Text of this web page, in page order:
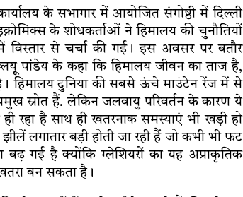
के सभागार में आयोजित संगोष्ठी में दिल्ली
के शोधकर्ताओं ने हिमालय की चुनौतियों
से चर्चा की गई। इस अवसर पर बतौर
पांडेय के कहा कि हिमालय जीवन का ताज है,
हिमालय दुनिया की सबसे ऊंचे माउंटेन रेंज में से
स्रोत हैं. लेकिन जलवायु परिवर्तन के कारण ये
रहा है साथ ही खतरनाक समस्याएं भी खड़ी हो
लगातार बड़ी होती जा रही हैं जो कभी भी फट
बढ़ गई है क्योंकि ग्लेशियरों का यह अप्राकृतिक
बन सकता है।